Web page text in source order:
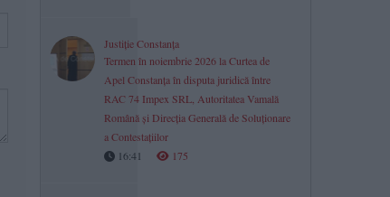
Justiție Constanța
Termen în noiembrie 2026 la Curtea de
Apel Constanța în disputa juridică între
RAC 74 Impex SRL, Autoritatea Vamală
Română și Direcția Generală de Soluționare
a Contestațiilor
16:41
175